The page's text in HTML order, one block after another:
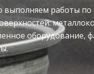
выполняем работы по
оборудование,